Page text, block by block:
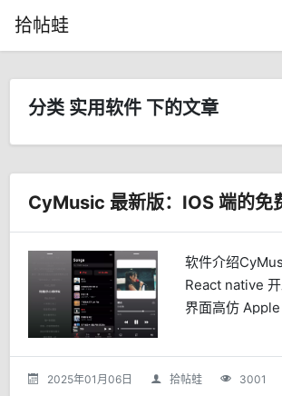
拾帖蛙
分类 实用软件 下的文章
CyMusic 最新版：IOS 端的免
软件介绍
React native 开
界面高仿
壳，未内置源
音源后即可使
2025年01月06日 拾帖蛙 3001